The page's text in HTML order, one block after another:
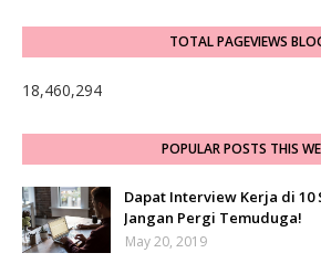
TOTAL PAGEVIEWS
18,460,294
POPULAR POSTS THIS
Dapat Interview Kerja di 10
Jangan Pergi Temuduga!
May 20, 2019